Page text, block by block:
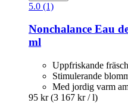
5.0 (1)
Nonchalance Eau
ml
Uppfriskande fräsch
Stimulerande
Med jordig varm
95 kr (3 167 kr / l)